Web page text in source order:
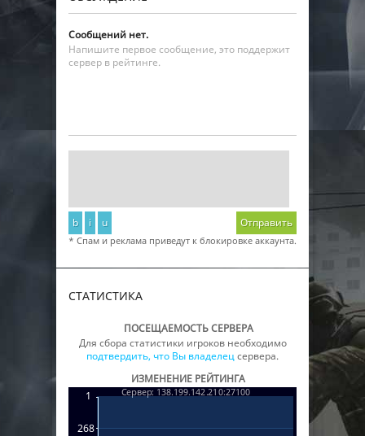
Сообщений нет.
Напишите первое сообщение, это поддержит
сервер в рейтинге.
b i u Отправить
* Спам и реклама приведут к блокировке аккаунта.
СТАТИСТИКА
ПОСЕЩАЕМОСТЬ СЕРВЕРА
Для сбора статистики игроков необходимо
подтвердить, что Вы владелецсервера.
ИЗМЕНЕНИЕ РЕЙТИНГА